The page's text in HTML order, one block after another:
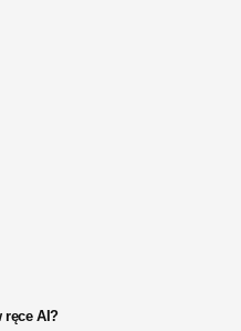
ręce AI?